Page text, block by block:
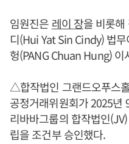
임원진은 레이 장을 비롯해
디(Hui Yat Sin Cindy) 법
헝(PANG Chuan Hung) 이
△합작법인 그랜드오푸스
공정거래위원회가 2025년
리바바그룹의 합작법인
립을 조건부 승인했다.